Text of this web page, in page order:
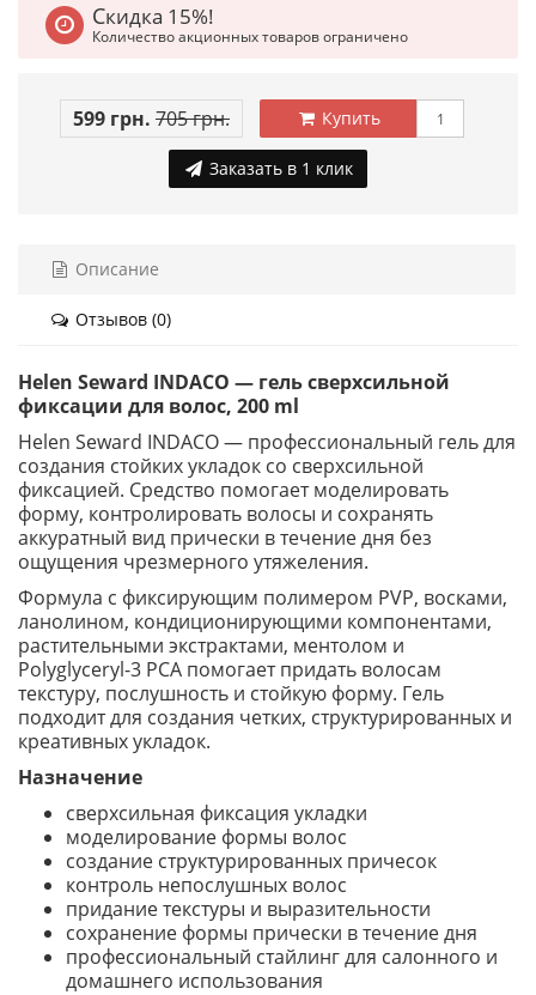
Скидка 15%!
Количество акционных товаров ограничено
599 грн. 705 грн. Купить
Заказать в 1 клик
Описание
Отзывов (0)
Helen Seward INDACO — гель сверхсильной
фиксации для волос, 200 ml
Helen Seward INDACO — профессиональный гель для
создания стойких укладок со сверхсильной
фиксацией. Средство помогает моделировать
форму, контролировать волосы и сохранять
аккуратный вид прически в течение дня без
ощущения чрезмерного утяжеления.
Формула с фиксирующим полимером PVP, восками,
ланолином, кондиционирующими компонентами,
растительными экстрактами, ментолом и
Polyglyceryl-3 PCA помогает придать волосам
текстуру, послушность и стойкую форму. Гель
подходит для создания четких, структурированных и
креативных укладок.
Назначение
сверхсильная фиксация укладки
моделирование формы волос
создание структурированных причесок
контроль непослушных волос
придание текстуры и выразительности
сохранение формы прически в течение дня
профессиональный стайлинг для салонного и
домашнего использования